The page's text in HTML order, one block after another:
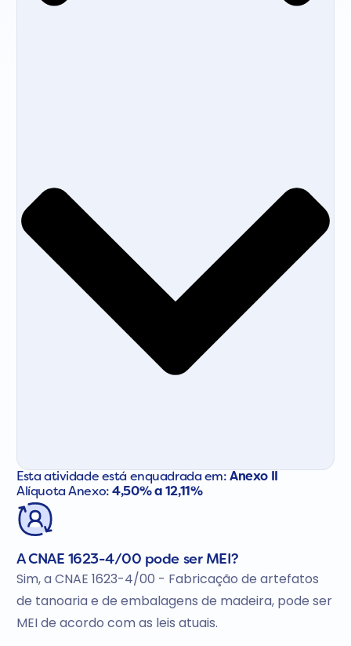
Esta atividade está enquadrada em:Anexo II
Alíquota Anexo:4,50% a 12,11%
A CNAE 1623-4/00 pode ser MEI?
Sim, a CNAE 1623-4/00 - Fabricação de artefatos
de tanoaria e de embalagens de madeira, pode ser
MEI de acordo com as leis atuais.